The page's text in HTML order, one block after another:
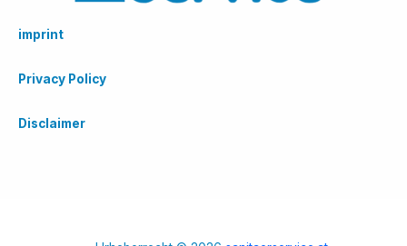
imprint
Privacy Policy
Disclaimer